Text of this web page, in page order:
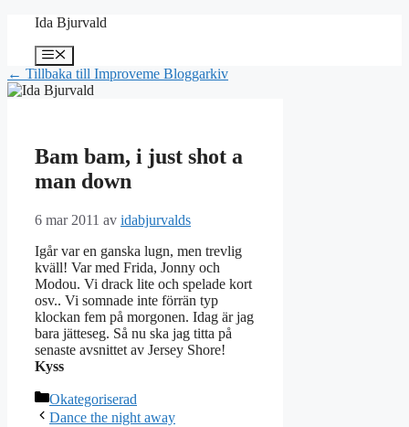
Hoppa
innehåll
Ida Bjurvald
Meny
← Tillbaka till Improveme Bloggarkiv
Bam bam, i just shot a
man down
6 mar 2011 av idabjurvalds
Igår var en ganska lugn, men trevlig
kväll! Var med Frida, Jonny och
Modou. Vi drack lite och spelade kort
osv.. Vi somnade inte förrän typ
klockan fem på morgonen. Idag är jag
bara jätteseg. Så nu ska jag titta på
senaste avsnittet av Jersey Shore!
Kyss
Kategorier
Okategoriserad
Dance the night away